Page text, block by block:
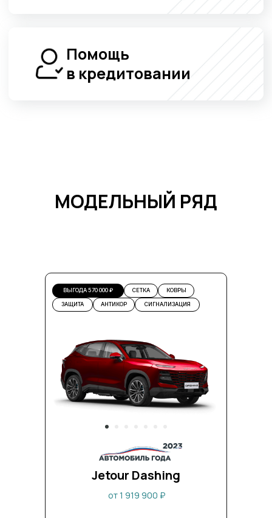
МОДЕЛЬНЫЙ РЯД
Jetour Dashing
от 1 919 900 ₽
ВЫГОДА 570 000 ₽ СЕТКА КОВРЫ
ЗАЩИТА АНТИКОР СИГНАЛИЗАЦИЯ